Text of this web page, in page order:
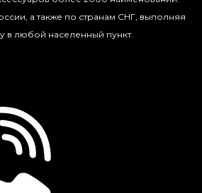
а также по странам СНГ, выполняя
в любой населенный пункт.